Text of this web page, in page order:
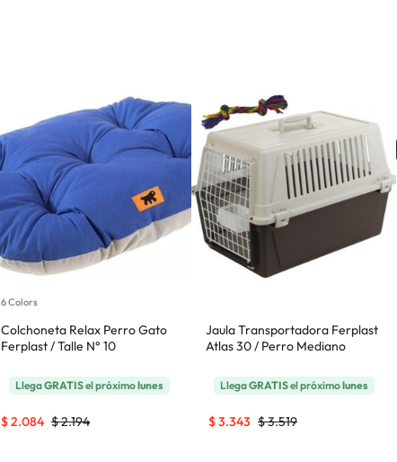
6 Colors
Colchoneta Relax Perro Gato
Ferplast / Talle N° 10
LlegaGRATISel próximolunes
$2.194
$2.084
Jaula Transportadora Ferplast
Atlas 30 / Perro Mediano
LlegaGRATISel próximolunes
$3.519
$3.343